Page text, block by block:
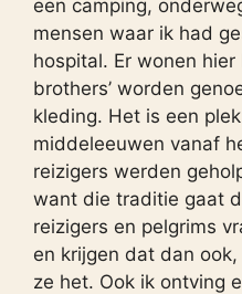
een camping,
mensen waar ik had
hospital. Er wonen
brothers’ worden
kleding. Het is een
middeleeuwen vanaf
reizigers werden
want die traditie gaat
reizigers en pelgrims
en krijgen dat dan ook,
ze het. Ook ik ontving